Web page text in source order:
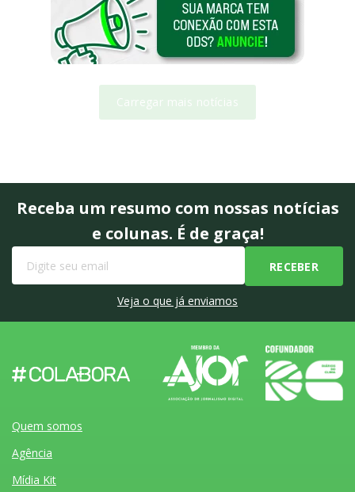
Carregar mais notícias
Receba um resumo com nossas notícias
e colunas. É de graça!
Veja o que já enviamos
Quem somos
Agência
Mídia Kit